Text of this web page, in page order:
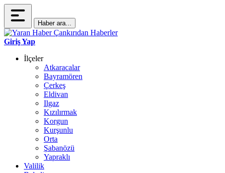
Haber ara...
Giriş Yap
İlçeler
Atkaracalar
Bayramören
Çerkeş
Eldivan
Ilgaz
Kızılırmak
Korgun
Kurşunlu
Orta
Şabanözü
Yapraklı
Valilik